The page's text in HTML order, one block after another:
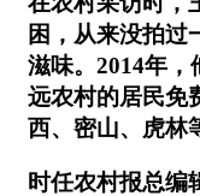
困，从来没拍过
滋味。2014年
远农村的居民免
西、密山、虎林
时任农村报总编